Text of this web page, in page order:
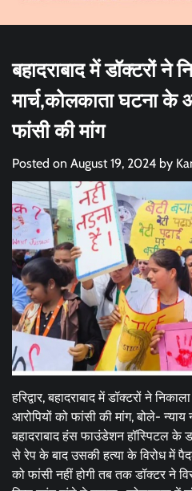
बहादराबाद में डॉक्टरों ने
मार्च,कोलकाता घटना के
फांसी की मांग
Posted on August 19, 2024 by
हरिद्वार, बहादराबाद में डॉक्टरों ने
आरोपियों को फांसी की मांग, बोले-
बहादराबाद हंस फाउंडेशन हॉस्पिटल के
से रेप के बाद उसकी हत्या के विरोध में
को फांसी नहीं होगी तब तक डॉक्टर ने